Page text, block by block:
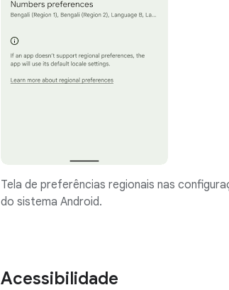
Tela de preferências regionais nas
do sistema Android.
Acessibilidade